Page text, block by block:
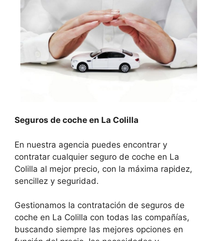
Seguros de coche en La Colilla
En nuestra agencia puedes encontrar y
contratar cualquier seguro de coche en La
Colilla al mejor precio, con la máxima rapidez,
sencillez y seguridad.
Gestionamos la contratación de seguros de
coche en La Colilla con todas las compañías,
buscando siempre las mejores opciones en